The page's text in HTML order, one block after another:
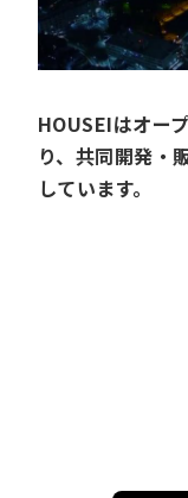
HOUSEIはオー
り、共同開発・
しています。